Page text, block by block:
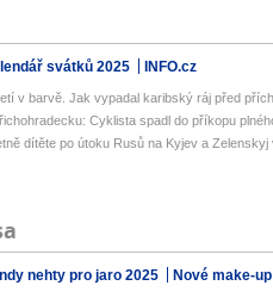
svátků 2025 INFO.cz
v barvě. Jak vypadal karibský ráj před
Cyklista spadl do příkopu
dítěte po útoku Rusů na Kyjev a Zelenskyj
nehty pro jaro 2025 Nové make-